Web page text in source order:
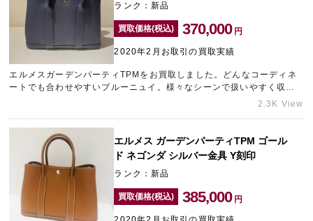
ランク：新品
買取価格(税込) 370,000 円
2020年2月お取引の買取実績
エルメスガーデンパーティTPMをお買取しました。どんなコーディネ
ートでも合わせやすいブルーニュイ。様々なシーンで扱いやすく収納
力も優れたバッグ。そのため需要も高く、買取金額にも期待できま
2.3K View
エルメス ガーデンパーティTPM ゴール
ド ネゴンダ シルバー金具 Y刻印
ランク：新品
買取価格(税込) 385,000 円